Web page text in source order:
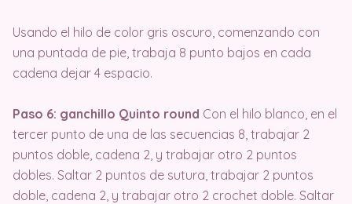
Usando el hilo de color gris oscuro, comenzando con
una puntada de pie, trabaja 8 punto bajos en cada
cadena dejar 4 espacio.
Paso 6: ganchillo Quinto round Con el hilo blanco, en el
tercer punto de una de las secuencias 8, trabajar 2
puntos doble, cadena 2, y trabajar otro 2 puntos
dobles. Saltar 2 puntos de sutura, trabajar 2 puntos
doble, cadena 2, y trabajar otro 2 crochet doble. Saltar